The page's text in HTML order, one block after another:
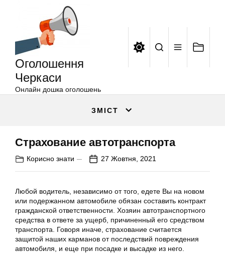
Оголошення
Черкаси
Онлайн дошка оголошень
ЗМІСТ
Страхование автотранспорта
Корисно знати 27 Жовтня, 2021
Любой водитель, независимо от того, едете Вы на новом
или подержанном автомобиле обязан составить контракт
гражданской ответственности. Хозяин автотранспортного
средства в ответе за ущерб, причиненный его средством
транспорта. Говоря иначе, страхование считается
защитой наших карманов от последствий повреждения
автомобиля, и еще при посадке и высадке из него.